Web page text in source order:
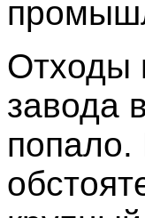
Отходы
завода
попало.